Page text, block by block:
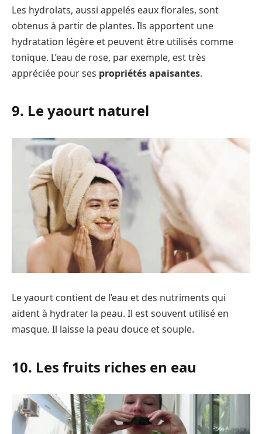
Les hydrolats, aussi appelés eaux florales, sont
obtenus à partir de plantes. Ils apportent une
hydratation légère et peuvent être utilisés comme
tonique. L’eau de rose, par exemple, est très
appréciée pour ses propriétés apaisantes.
9. Le yaourt naturel
Le yaourt contient de l’eau et des nutriments qui
aident à hydrater la peau. Il est souvent utilisé en
masque. Il laisse la peau douce et souple.
10. Les fruits riches en eau